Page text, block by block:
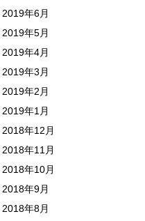
2019年6月
2019年5月
2019年4月
2019年3月
2019年2月
2019年1月
2018年12月
2018年11月
2018年10月
2018年9月
2018年8月